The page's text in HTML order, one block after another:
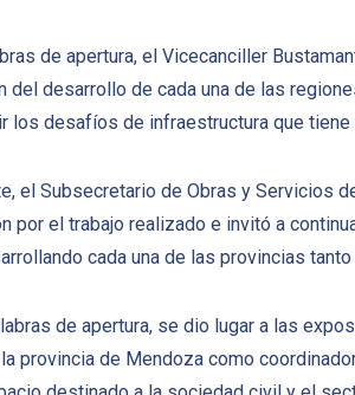
de apertura, el Vicecanciller
del desarrollo de cada una de las
los desafíos de infraestructura que
el Subsecretario de Obras y Servicios
por el trabajo realizado e invitó a
cada una de las provincias
de apertura, se dio lugar a las
provincia de Mendoza como